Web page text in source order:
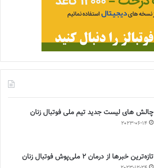
چالش هاى ليست جدید تيم ملى فوتبال زنان
2023-06-14
تازه‌ترین خبرها از درمان ۲ ملی‌پوش فوتبال زنان